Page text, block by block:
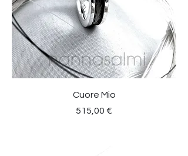
Cuore Mio
Preis
515,00 €